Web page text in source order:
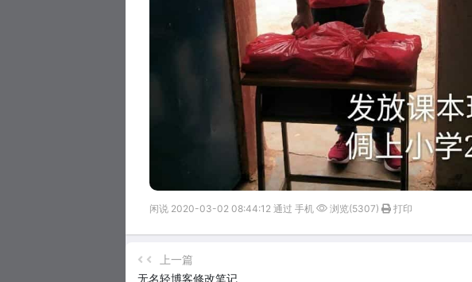
闲说 2020-03-02 08:44:12 通过 手机 浏览(5307) 打印
上一篇
无名轻博客修改笔记